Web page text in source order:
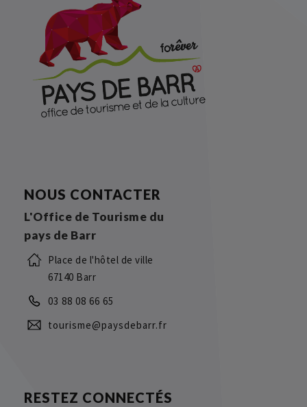
NOUS CONTACTER
L'Office de Tourisme du
pays de Barr
Place de l'hôtel de ville
67140 Barr
03 88 08 66 65
tourisme@paysdebarr.fr
RESTEZ CONNECTÉS